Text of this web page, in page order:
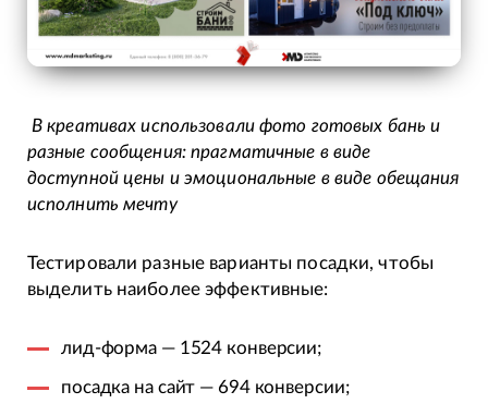
В креативах использовали фото готовых бань и
разные сообщения: прагматичные в виде
доступной цены и эмоциональные в виде обещания
исполнить мечту
Тестировали разные варианты посадки, чтобы
выделить наиболее эффективные:
лид-форма — 1524 конверсии;
посадка на сайт — 694 конверсии;